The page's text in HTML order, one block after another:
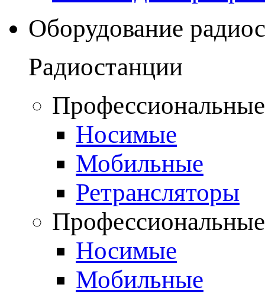
Оборудование
Радиостанции
Носимые
Мобильные
Ретрансляторы
Носимые
Мобильные